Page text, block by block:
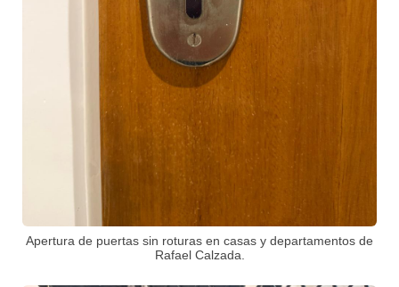
Apertura de puertas sin roturas en casas y departamentos de
Rafael Calzada.